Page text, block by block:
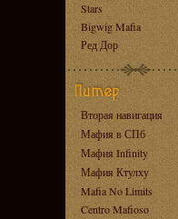
Stars
Bigwig Mafia
Ред Дор
Вторая навигация
Мафия в СПб
Мафия Infinity
Мафия Ктулху
Mafia No Limits
Centro Mafioso